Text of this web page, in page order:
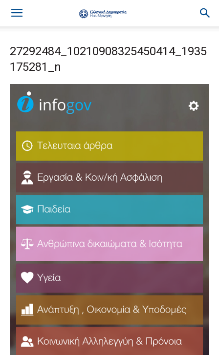
27292484_10210908325450414_1935
175281_n